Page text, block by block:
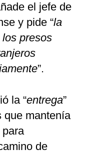
el jefe de
y pide “la
presos
”.
la “entrega”
que mantenía
de